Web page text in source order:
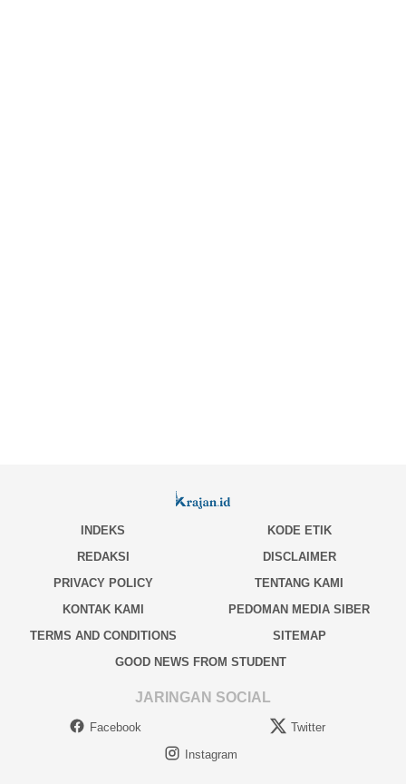
INDEKS
KODE ETIK
REDAKSI
DISCLAIMER
PRIVACY POLICY
TENTANG KAMI
KONTAK KAMI
PEDOMAN MEDIA SIBER
TERMS AND CONDITIONS
SITEMAP
GOOD NEWS FROM STUDENT
JARINGAN SOCIAL
Facebook
Twitter
Instagram